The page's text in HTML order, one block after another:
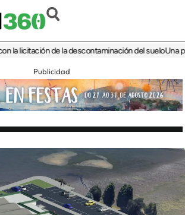
de la descontaminación del sueloUna plaza
Publicidad